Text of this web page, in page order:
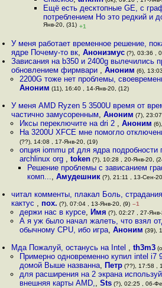
Ещё есть десктопные GE, с
потреблением Но это редкий и
Янв-20, (31) +1
У меня работает временное решение,
ядре Почему-то вк,Анонизмус (?), 03:36 ,
Зависания на b350 и 2400g вылечились
обновлением фирмвари ,Аноним (6),
2200G тоже нет проблемы,
Аноним (11), 16:40 , 14-Янв-20, (12)
У меня AMD Ryzen 5 3500U время от
частично замусоренным,Аноним (7),
Иксы переключите на dri 2 , Аноним
На 3200U XFCE мне помогло
(??), 14:08 , 17-Янв-20, (19)
опция iommu pt для ядра подробности
archlinux org , token(?), 10:28 , 20-Янв-20,
Решение проблемы с зависанием
комп..., Амудешник(?), 21:11 , 13-Сен-
читал комменты, плакал Боль,
кактус , пох. (?), 07:04 , 13-Янв-20, (9) –1
держи нас в курсе, Имя (?), 02:27 , 27-
А я уж было начал жалеть, что взял
обычному CPU, ибо игра, Аноним (39),
Мда Пожалуй, останусь на Intel ,th3m3
Примерно одновременно купил intel i7
домой Выше названна, Петр(??), 17:58 ,
для расширения на 2 экрана
внешняя карты AMD,, Sts(?), 02:25 , 06-